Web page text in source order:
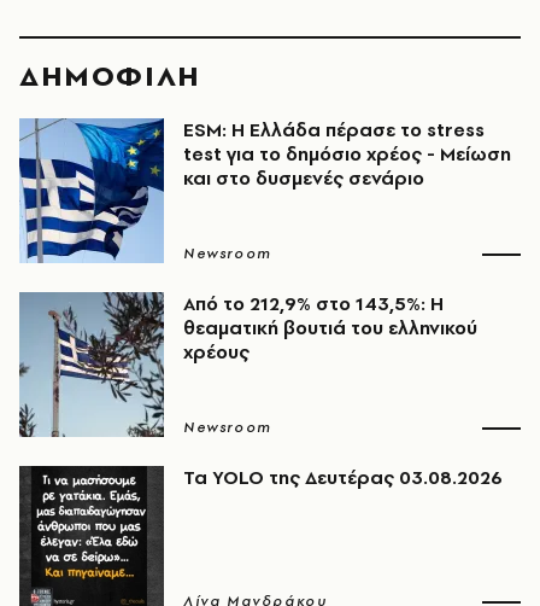
ΔΗΜΟΦΙΛΗ
ESM: Η Ελλάδα πέρασε το stress
test για το δημόσιο χρέος - Μείωση
και στο δυσμενές σενάριο
Newsroom
Από το 212,9% στο 143,5%: Η
θεαματική βουτιά του ελληνικού
χρέους
Newsroom
Τα YOLO της Δευτέρας 03.08.2026
Λίνα Μανδράκου